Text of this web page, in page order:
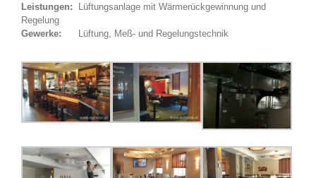
Leistungen: Lüftungsanlage mit Wärmerückgewinnung und
Regelung
Gewerke: Lüftung, Meß- und Regelungstechnik